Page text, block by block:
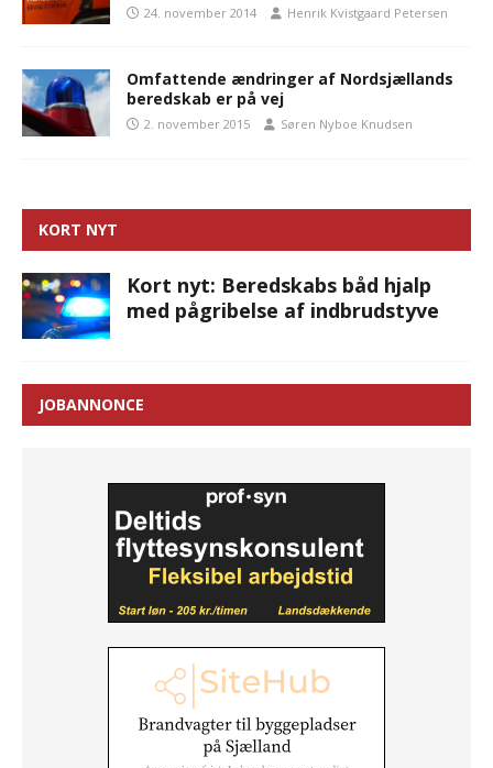
24. november 2014 Henrik Kvistgaard Petersen
Omfattende ændringer af Nordsjællands
beredskab er på vej
2. november 2015 Søren Nyboe Knudsen
KORT NYT
Kort nyt: Beredskabs båd hjalp
med pågribelse af indbrudstyve
JOBANNONCE